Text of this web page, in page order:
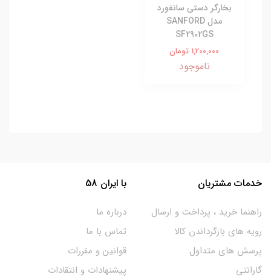
بخارگر دستی سانفورد
مدل SANFORD
SF2902GS
1,200,000 تومان
ناموجود
خدمات مشتریان
راهنما خرید ، پرداخت و ارسال
رویه های بازگرداندن کالا
پرسش های متداول
گارانتی
با ایران 58
درباره ما
تماس با ما
قوانین و مقررات
پیشنهادات و انتقادات